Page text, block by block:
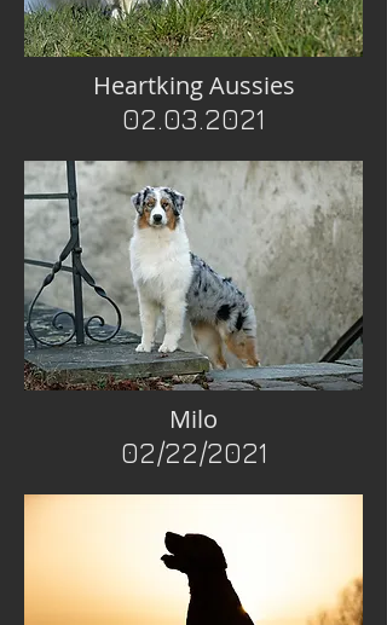
Heartking Aussies
02.03.2021
Milo
02/22/2021